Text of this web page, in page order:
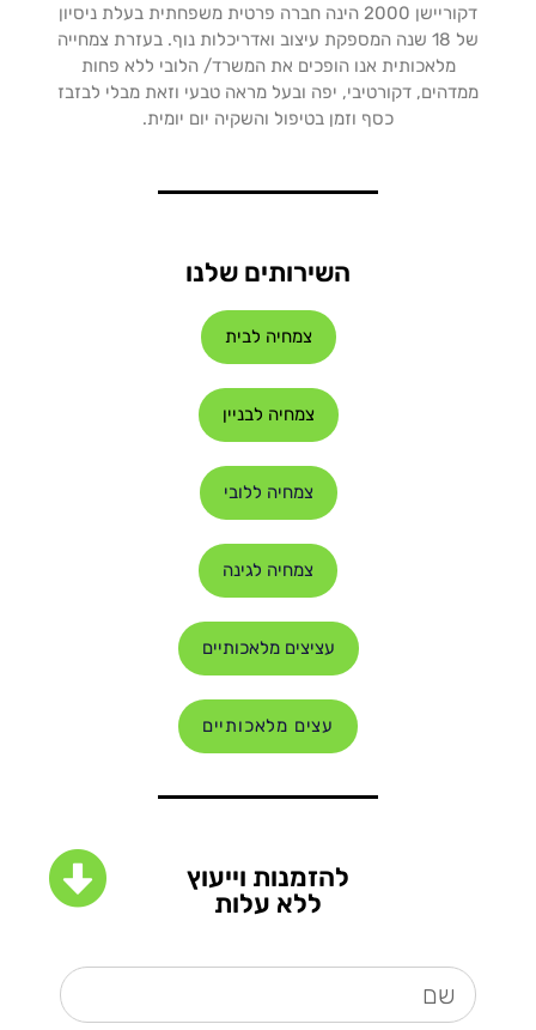
דקוריישן 2000 הינה חברה פרטית משפחתית בעלת ניסיון
של 18 שנה המספקת עיצוב ואדריכלות נוף. בעזרת צמחייה
מלאכותית אנו הופכים את המשרד/ הלובי ללא פחות
ממדהים, דקורטיבי, יפה ובעל מראה טבעי וזאת מבלי לבזבז
כסף וזמן בטיפול והשקיה יום יומית.
השירותים שלנו
צמחיה לבית
צמחיה לבניין
צמחיה ללובי
צמחיה לגינה
עציצים מלאכותיים
עצים מלאכותיים
להזמנות וייעוץ
ללא עלות